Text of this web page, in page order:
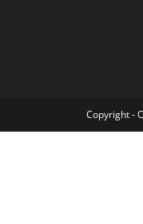
Copyright -